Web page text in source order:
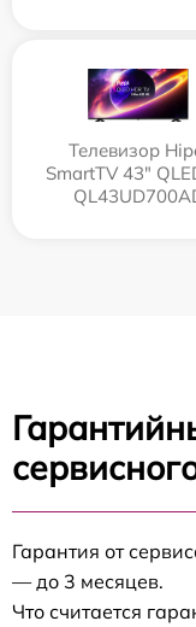
Телевизор
SmartTV 43"
Гарантия от
— до 3 месяцев.
Что считается